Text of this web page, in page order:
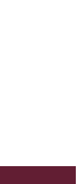
attiva)